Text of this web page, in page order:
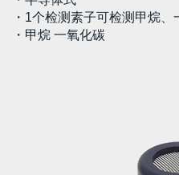
・1个检测素子可检测甲烷
・甲烷 一氧化碳